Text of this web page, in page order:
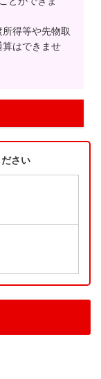
得等や先物取
はできませ
さい